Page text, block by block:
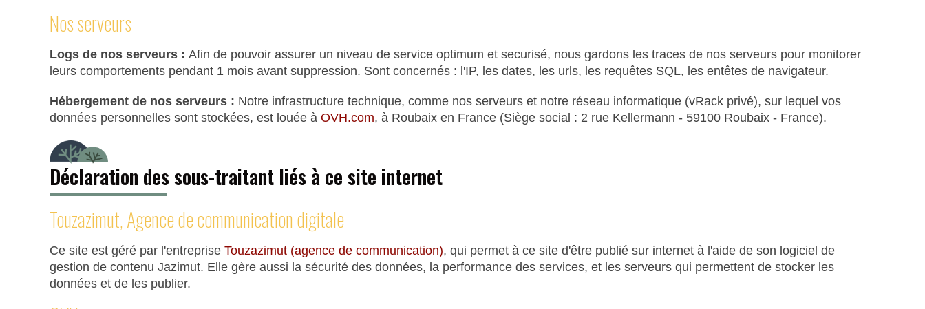
Nos serveurs
Logs de nos serveurs : Afin de pouvoir assurer un niveau de service optimum et securisé, nous gardons les traces de nos serveurs pour monitorer
leurs comportements pendant 1 mois avant suppression. Sont concernés : l'IP, les dates, les urls, les requêtes SQL, les entêtes de navigateur.
Hébergement de nos serveurs : Notre infrastructure technique, comme nos serveurs et notre réseau informatique (vRack privé), sur lequel vos
données personnelles sont stockées, est louée à OVH.com, à Roubaix en France (Siège social : 2 rue Kellermann - 59100 Roubaix - France).
Déclaration des sous-traitant liés à ce site internet
Touzazimut, Agence de communication digitale
Ce site est géré par l'entreprise Touzazimut (agence de communication), qui permet à ce site d'être publié sur internet à l'aide de son logiciel de
gestion de contenu Jazimut. Elle gère aussi la sécurité des données, la performance des services, et les serveurs qui permettent de stocker les
données et de les publier.